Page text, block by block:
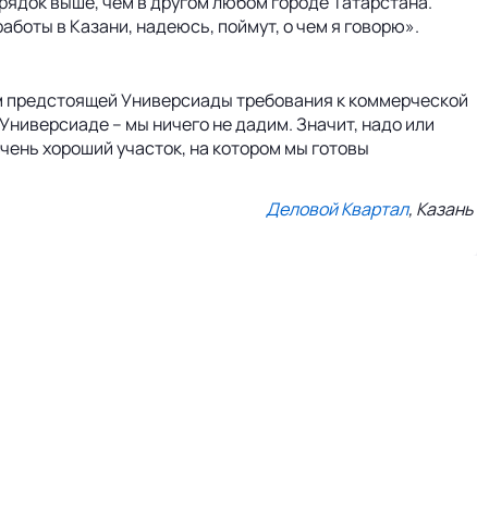
в Казани, надеюсь, поймут, о чем я говорю».
предстоящей Универсиады требования к коммерческой
– мы ничего не дадим. Значит, надо или
хороший участок, на котором мы готовы
Деловой Квартал, Казань